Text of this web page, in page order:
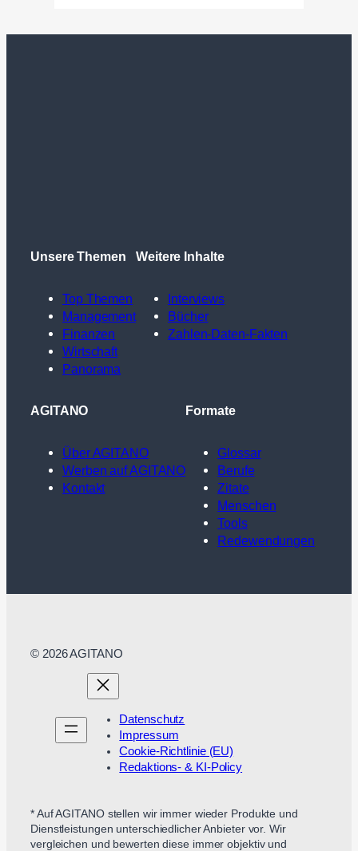
Unsere Themen
Top Themen
Management
Finanzen
Wirtschaft
Panorama
Weitere Inhalte
Interviews
Bücher
Zahlen-Daten-Fakten
AGITANO
Über AGITANO
Werben auf AGITANO
Kontakt
Formate
Glossar
Berufe
Zitate
Menschen
Tools
Redewendungen
© 2026 AGITANO
Datenschutz
Impressum
Cookie-Richtlinie (EU)
Redaktions- & KI-Policy
* Auf AGITANO stellen wir immer wieder Produkte und
Dienstleistungen unterschiedlicher Anbieter vor. Wir
vergleichen und bewerten diese immer objektiv und